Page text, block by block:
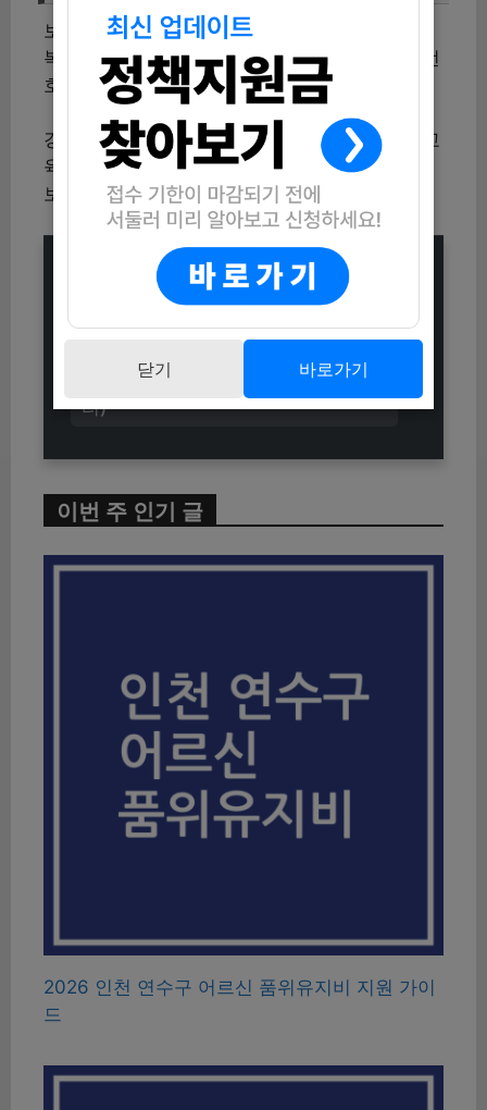
보호자 교육에 대한 문의는 은평구립우리장애인
복지관 자립지원팀 박선영에게 해주세요. 전화번
호는 070-4016-2120입니다.
경계선지능청소년과 그 보호자에게 유익한 이 교
육에 참여해보세요. 조건이 맞는다면 꼭 신청해
보시기 바랍니다!
청방법 (자격조건 및 활동내용 총정
리)
2025년 슬레이트 처리 및 지붕개량
지원사업(2차) 대상자 모집
이번 주 인기 글
2026 인천 연수구 어르신 품위유지비 지원 가이
드
닫기 바로가기